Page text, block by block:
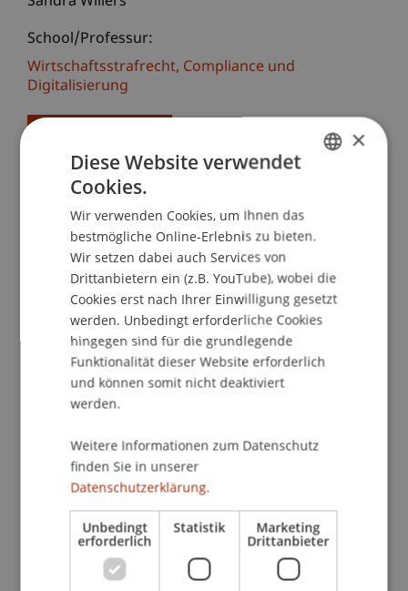
School/Professur:
Wirtschaftsstrafrecht, Compliance und
Digitalisierung
Die Entwicklungen im internationalen
Sanktionenrecht sind seit über 4 Jahren rasant,
viele Auslegungsfragen offen, die
Strafbarkeitsrisiken sowohl für natürliche als
auch für juristische Personen nicht zu
unterschätzen. Es bedarf deshalb einer möglichst
umfassenden Aufklärung über die geltende
Regulatorik. Der neue und hochaktuelle
Intensivkurs vermittelt den Teilnehmenden
fundierte Kenntnisse über folgende
Strafbestimmungen des ISG im Allgemeinen
und der Ukraine-VO im Besonderen sowie die
neuen EU-Straftatbestände
Praxisfragen im Sanktionenrecht in
Liechtenstein und der Schweiz
Bedeutung und Geltungsbereich
internationaler Sanktionen
×
Diese Website verwendet
Cookies.
Wir verwenden Cookies, um Ihnen das
bestmögliche Online-Erlebnis zu bieten.
Wir setzen dabei auch Services von
Drittanbietern ein (z.B. YouTube), wobei die
Cookies erst nach Ihrer Einwilligung gesetzt
werden. Unbedingt erforderliche Cookies
hingegen sind für die grundlegende
Funktionalität dieser Website erforderlich
und können somit nicht deaktiviert
werden.
Weitere Informationen zum Datenschutz
finden Sie in unserer
Datenschutzerklärung.
Unbedingt
erforderlich
Statistik Marketing
Drittanbieter